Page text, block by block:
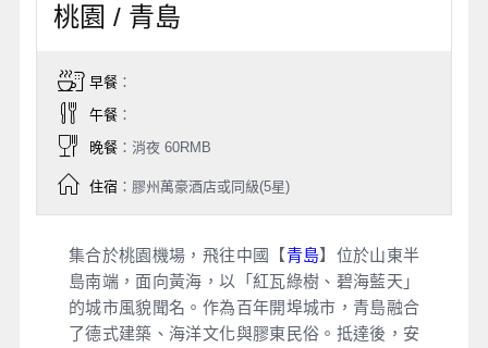
桃園 / 青島
早餐：
午餐：
晚餐：消夜 60RMB
住宿：膠州萬豪酒店或同級(5星)
集合於桃園機場，飛往中國【青島】位於山東半
島南端，面向黃海，以「紅瓦綠樹、碧海藍天」
的城市風貌聞名。作為百年開埠城市，青島融合
了德式建築、海洋文化與膠東民俗。抵達後，安